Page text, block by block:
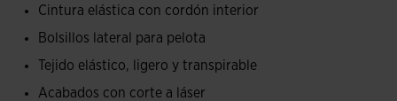
Fabricación a partir de tejido ligero y muy transpirable, que
regula la temperatura corporal y mantiene el sudor alejado.
Cintura elástica con cordón interior
Bolsillos lateral para pelota
Tejido elástico, ligero y transpirable
Acabados con corte a láser